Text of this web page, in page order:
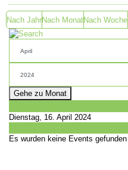
Nach JahrNach MonatNach Woche
Gehe zu Monat
Dienstag, 16. April 2024
Es wurden keine Events gefunden